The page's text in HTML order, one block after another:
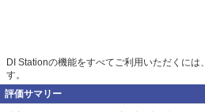
DI Stationの機能をすべてご利用いただくには、
す。
評価サマリー